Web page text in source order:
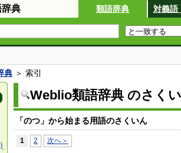
典 類語辞典 対義語
典 ＞ 索引
Weblio類語辞典 のさく
「のつ」から始まる用語のさくいん
1 2 次へ＞